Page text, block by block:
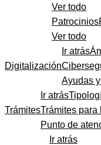
Ver todo
Patrocinios
Ver todo
Digitalización
Ir atrás
Ayudas
Trámites
Ir atrás
Trámites
Punto de
Ir atrás